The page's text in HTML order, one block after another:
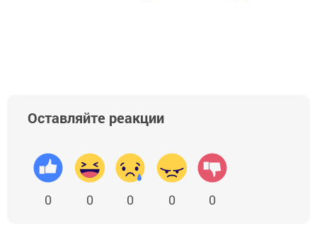
Оставляйте реакции
0 0 0 0 0